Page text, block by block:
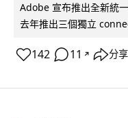
Adobe 宣布推出全新統
去年推出三個獨立
142 11 ↗ 分享